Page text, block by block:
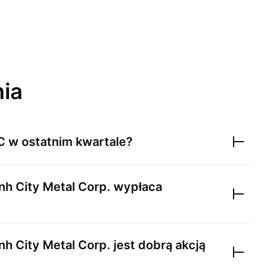
w ostatnim kwartale?
City Metal Corp. wypłaca
City Metal Corp. jest dobrą akcją